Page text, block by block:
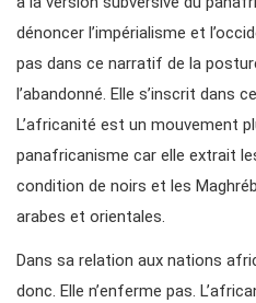
dénoncer l’impérialisme et
pas dans ce narratif de la
l’abandonné. Elle s’inscrit dans
L’africanité est un mouvement
panafricanisme car elle extrait
condition de noirs et les
arabes et orientales.
Dans sa relation aux nations
donc. Elle n’enferme pas.